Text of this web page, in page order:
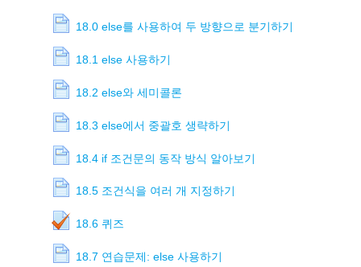
18.0 else를 사용하여 두 방향으로 분기하기
18.1 else 사용하기
18.2 else와 세미콜론
18.3 else에서 중괄호 생략하기
18.4 if 조건문의 동작 방식 알아보기
18.5 조건식을 여러 개 지정하기
18.6 퀴즈
18.7 연습문제: else 사용하기